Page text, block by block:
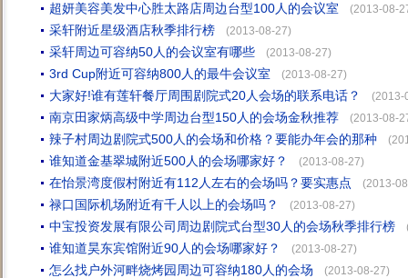
超妍美容美发中心胜太路店周边台型100人的会议室 (2013-08-
采轩附近星级酒店秋季排行榜 (2013-08-27)
采轩周边可容纳50人的会议室有哪些 (2013-08-27)
3rd Cup附近可容纳800人的最牛会议室 (2013-08-27)
大家好!谁有莲轩餐厅周围剧院式20人会场的联系电话？ (2013-
南京田家炳高级中学周边台型150人的会场金秋推荐 (2013-08-
辣子村周边剧院式500人的会场和价格？要能办年会的那种
谁知道金基翠城附近500人的会场哪家好？ (2013-08-27)
在怡景湾度假村附近有112人左右的会场吗？要实惠点 (2013-
禄口国际机场附近有千人以上的会场吗？ (2013-08-27)
中宝投资发展有限公司周边剧院式台型30人的会场秋季排行榜
谁知道昊东宾馆附近90人的会场哪家好？ (2013-08-27)
怎么找户外河畔烧烤园周边可容纳180人的会场 (2013-08-27)